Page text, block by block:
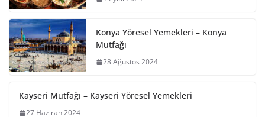
Konya Yöresel Yemekleri – Konya
Mutfağı
28 Ağustos 2024
Kayseri Mutfağı – Kayseri Yöresel Yemekleri
27 Haziran 2024